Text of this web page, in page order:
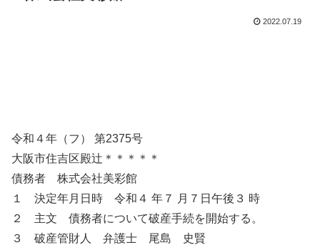
2022.07.19
令和４年（フ） 第2375号
大阪市住吉区殿辻＊＊＊＊＊
債務者 株式会社美彩館
１ 決定年月日時 令和４ 年７ 月７日午後３ 時
２ 主文 債務者について破産手続を開始する。
３ 破産管財人 弁護士 尾島 史賢